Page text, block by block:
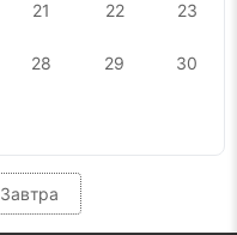
21 22 23
28 29 30
Завтра